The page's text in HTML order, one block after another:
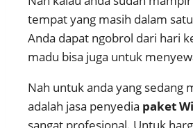
tempat yang masih dalam
Anda dapat ngobrol dari hari
madu bisa juga untuk
Nah untuk anda yang sedang
adalah jasa penyedia paket